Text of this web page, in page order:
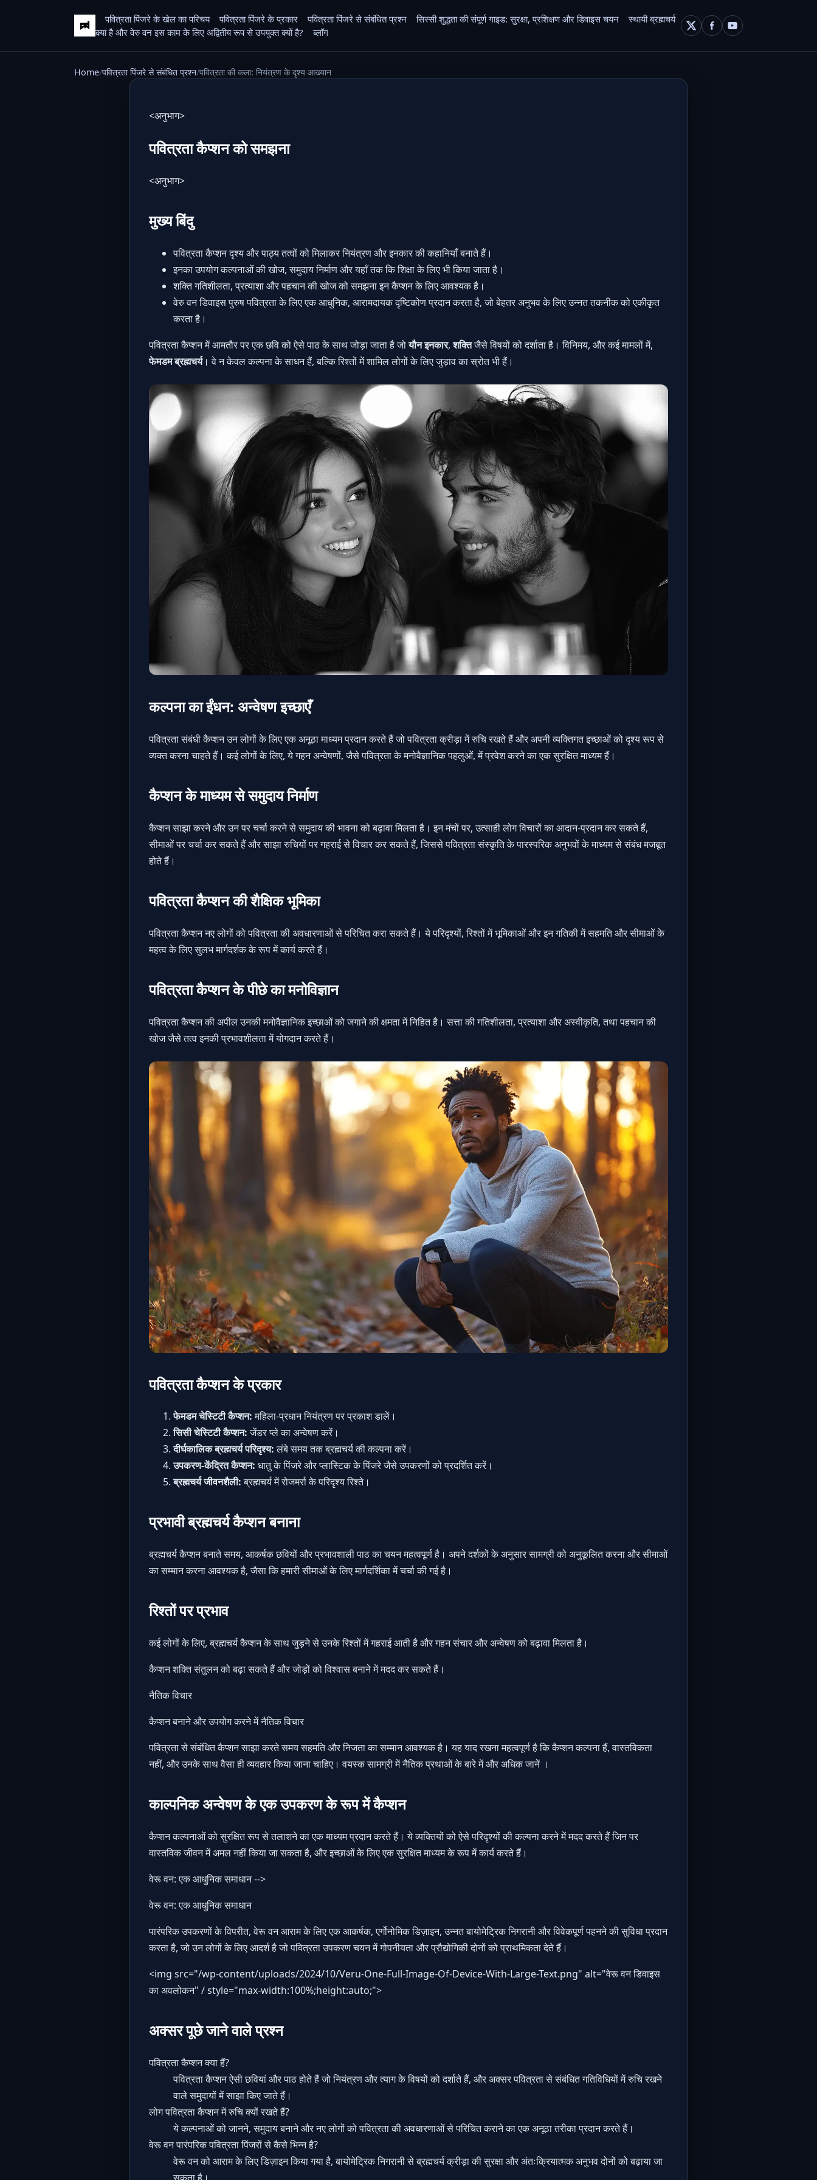
पवित्रता पिंजरे के खेल का परिचय पवित्रता पिंजरे के प्रकार पवित्रता पिंजरे से संबंधित प्रश्न सिस्सी शुद्धता की संपूर्ण गाइड: सुरक्षा, प्रशिक्षण और डिवाइस चयन
स्थायी ब्रह्मचर्य
क्या है और वेरु वन इस काम के लिए अद्वितीय रूप से उपयुक्त क्यों है?
ब्लॉग
Home पवित्रता पिंजरे से संबंधित प्रश्न पवित्रता की कला: नियंत्रण के दृश्य आख्यान
<अनुभाग>
पवित्रता कैप्शन को समझना
<अनुभाग>
मुख्य बिंदु
पवित्रता कैप्शन दृश्य और पाठ्य तत्वों को मिलाकर नियंत्रण और इनकार की कहानियाँ बनाते हैं।
इनका उपयोग कल्पनाओं की खोज, समुदाय निर्माण और यहाँ तक कि शिक्षा के लिए भी किया जाता है।
शक्ति गतिशीलता, प्रत्याशा और पहचान की खोज को समझना इन कैप्शन के लिए आवश्यक है।
वेरु वन डिवाइस पुरुष पवित्रता के लिए एक आधुनिक, आरामदायक दृष्टिकोण प्रदान करता है, जो बेहतर अनुभव के लिए उन्नत तकनीक को एकीकृत
करता है।
पवित्रता कैप्शन में आमतौर पर एक छवि को ऐसे पाठ के साथ जोड़ा जाता है जोयौन इनकार,शक्तिजैसे विषयों को दर्शाता है। विनिमय, और कई मामलों में,
फेमडम ब्रह्मचर्य। वे न केवल कल्पना के साधन हैं, बल्कि रिश्तों में शामिल लोगों के लिए जुड़ाव का स्रोत भी हैं।
कल्पना का ईंधन: अन्वेषण इच्छाएँ
पवित्रता संबंधी कैप्शन उन लोगों के लिए एक अनूठा माध्यम प्रदान करते हैं जो पवित्रता क्रीड़ा में रुचि रखते हैं और अपनी व्यक्तिगत इच्छाओं को दृश्य रूप से
व्यक्त करना चाहते हैं। कई लोगों के लिए, ये गहन अन्वेषणों, जैसे पवित्रता के मनोवैज्ञानिक पहलुओं, में प्रवेश करने का एक सुरक्षित माध्यम हैं।
कैप्शन के माध्यम से समुदाय निर्माण
कैप्शन साझा करने और उन पर चर्चा करने से समुदाय की भावना को बढ़ावा मिलता है। इन मंचों पर, उत्साही लोग विचारों का आदान-प्रदान कर सकते हैं,
सीमाओं पर चर्चा कर सकते हैं और साझा रुचियों पर गहराई से विचार कर सकते हैं, जिससेपवित्रता संस्कृतिके पारस्परिक अनुभवों के माध्यम से संबंध मजबूत
होते हैं।
पवित्रता कैप्शन की शैक्षिक भूमिका
पवित्रता कैप्शन नए लोगों को पवित्रता की अवधारणाओं से परिचित करा सकते हैं। ये परिदृश्यों, रिश्तों में भूमिकाओं और इन गतिकी मेंसहमति और सीमाओंके
महत्व के लिए सुलभ मार्गदर्शक के रूप में कार्य करते हैं।
पवित्रता कैप्शन के पीछे का मनोविज्ञान
पवित्रता कैप्शन की अपील उनकी मनोवैज्ञानिक इच्छाओं को जगाने की क्षमता में निहित है। सत्ता की गतिशीलता, प्रत्याशा और अस्वीकृति, तथा पहचान की
खोज जैसे तत्व इनकी प्रभावशीलता में योगदान करते हैं।
पवित्रता कैप्शन के प्रकार
फेमडम चेस्टिटी कैप्शन:महिला-प्रधान नियंत्रण पर प्रकाश डालें।
सिसी चेस्टिटी कैप्शन:जेंडर प्ले का अन्वेषण करें।
दीर्घकालिक ब्रह्मचर्य परिदृश्य:लंबे समय तक ब्रह्मचर्य की कल्पना करें।
उपकरण-केंद्रित कैप्शन: धातु के पिंजरेऔरप्लास्टिक के पिंजरेजैसे उपकरणों को प्रदर्शित करें।
ब्रह्मचर्य जीवनशैली:ब्रह्मचर्य में रोजमर्रा के परिदृश्य रिश्ते।
प्रभावी ब्रह्मचर्य कैप्शन बनाना
ब्रह्मचर्य कैप्शन बनाते समय, आकर्षक छवियों और प्रभावशाली पाठ का चयन महत्वपूर्ण है। अपने दर्शकों के अनुसार सामग्री को अनुकूलित करना और सीमाओं
का सम्मान करना आवश्यक है, जैसा कि हमारीसीमाओं के लिए मार्गदर्शिकामें चर्चा की गई है।
रिश्तों पर प्रभाव
कई लोगों के लिए, ब्रह्मचर्य कैप्शन के साथ जुड़ने से उनके रिश्तों में गहराई आती है और गहन संचार और अन्वेषण को बढ़ावा मिलता है।
कैप्शन शक्ति संतुलन को बढ़ा सकते हैं और जोड़ों को विश्वास बनाने में मदद कर सकते हैं।
नैतिक विचार
कैप्शन बनाने और उपयोग करने में नैतिक विचार
पवित्रता से संबंधित कैप्शन साझा करते समय सहमति और निजता का सम्मान आवश्यक है। यह याद रखना महत्वपूर्ण है कि कैप्शन कल्पना हैं, वास्तविकता
नहीं, और उनके साथ वैसा ही व्यवहार किया जाना चाहिए। वयस्क सामग्री में नैतिक प्रथाओं के बारे में और अधिक जानें ।
काल्पनिक अन्वेषण के एक उपकरण के रूप में कैप्शन
कैप्शन कल्पनाओं को सुरक्षित रूप से तलाशने का एक माध्यम प्रदान करते हैं। ये व्यक्तियों को ऐसे परिदृश्यों की कल्पना करने में मदद करते हैं जिन पर
वास्तविक जीवन में अमल नहीं किया जा सकता है, और इच्छाओं के लिए एक सुरक्षित माध्यम के रूप में कार्य करते हैं।
वेरू वन: एक आधुनिक समाधान -->
वेरू वन: एक आधुनिक समाधान
पारंपरिक उपकरणों के विपरीत, वेरू वन आराम के लिए एक आकर्षक, एर्गोनोमिक डिज़ाइन, उन्नत बायोमेट्रिक निगरानी और विवेकपूर्ण पहनने की सुविधा प्रदान
करता है, जो उन लोगों के लिए आदर्श है जोपवित्रता उपकरण चयनमें गोपनीयता और प्रौद्योगिकी दोनों को प्राथमिकता देते हैं।
<img src="/wp-content/uploads/2024/10/Veru-One-Full-Image-Of-Device-With-Large-Text.png" alt="वेरू वन डिवाइस
का अवलोकन" / style="max-width:100%;height:auto;">
अक्सर पूछे जाने वाले प्रश्न
पवित्रता कैप्शन क्या हैं?
पवित्रता कैप्शन ऐसी छवियां और पाठ होते हैं जो नियंत्रण और त्याग के विषयों को दर्शाते हैं, और अक्सर पवित्रता से संबंधित गतिविधियों में रुचि रखने
वाले समुदायों में साझा किए जाते हैं।
लोग पवित्रता कैप्शन में रुचि क्यों रखते हैं?
ये कल्पनाओं को जानने, समुदाय बनाने और नए लोगों को पवित्रता की अवधारणाओं से परिचित कराने का एक अनूठा तरीका प्रदान करते हैं।
वेरू वन पारंपरिक पवित्रता पिंजरों से कैसे भिन्न है?
वेरू वन को आराम के लिए डिज़ाइन किया गया है, बायोमेट्रिक निगरानी से ब्रह्मचर्य क्रीड़ा की सुरक्षा और अंतःक्रियात्मक अनुभव दोनों को बढ़ाया जा